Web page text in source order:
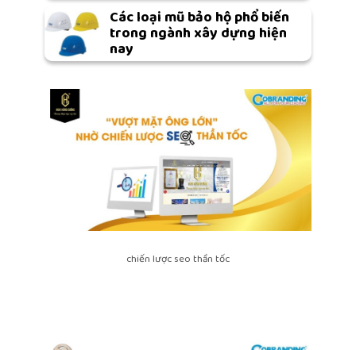
Các loại mũ bảo hộ phổ biến
trong ngành xây dựng hiện
nay
chiến lược seo thần tốc